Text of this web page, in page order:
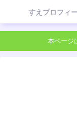
すえプロフィ
本ページ